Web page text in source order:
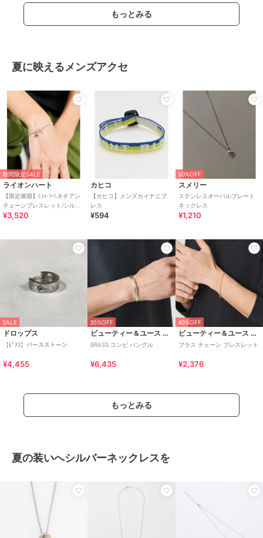
もっとみる
夏に映えるメンズアクセ
期間限定SALE
ライオンハート
【限定展開】LH-1ベネチアン
チェーンブレスレット/シルバ
ー/Lサイズ/ステンレス金属ア
¥3,520
カヒコ
【カヒコ】メンズカイナニブ
レス
¥594
50%OFF
スメリー
ステンレスオーバルプレート
ネックレス
¥1,210
SALE
ドロップス
【ﾋﾟｱｽ】バースストーン
¥4,455
35%OFF
ビューティー＆ユース ユナイテッドアローズ
BRASS コンビ バングル
¥6,435
40%OFF
ビューティー＆ユース ユナイテッドアローズ
ブラス チェーン ブレスレット
¥2,376
もっとみる
夏の装いへシルバーネックレスを